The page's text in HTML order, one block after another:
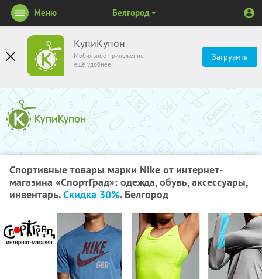
КупиКупон
Мобильное приложение
ещё удобнее
Загрузить
Меню Белгород
Спортивные товары марки Nike от интернет-
магазина «СпортГрад»: одежда, обувь, аксессуары,
инвентарь.Скидка 30%. Белгород